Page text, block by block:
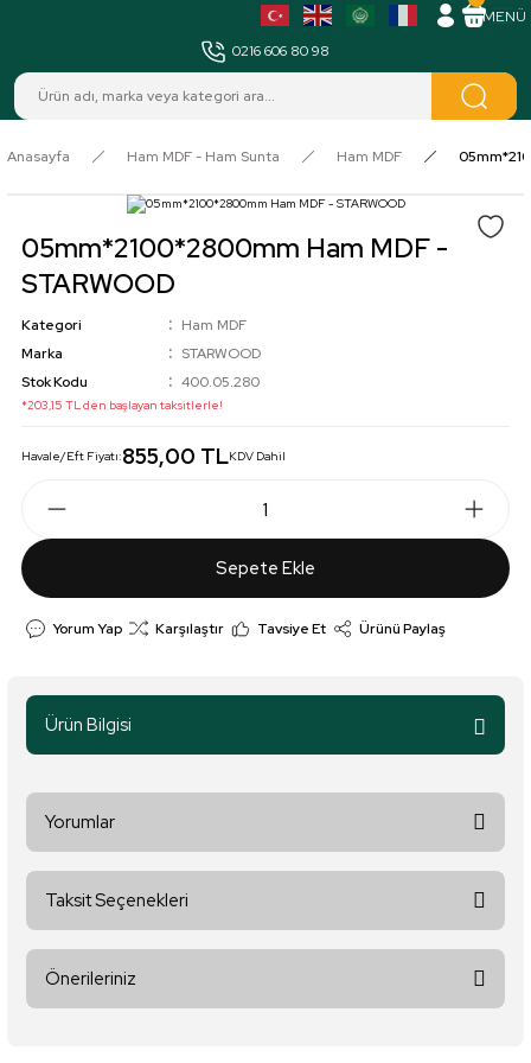
0216 606 80 98
Anasayfa Ham MDF - Ham Sunta Ham MDF
05mm*2100*2800mm Ham MDF -
STARWOOD
Kategori
Ham MDF
Marka
STARWOOD
Stok Kodu
400.05.280
*203,15 TL den başlayan taksitlerle!
Havale/Eft Fiyatı:855,00 TLKDV Dahil
Sepete Ekle
Yorum Yap Karşılaştır Tavsiye Et Ürünü Paylaş
Ürün Bilgisi
Yorumlar
Taksit Seçenekleri
Önerileriniz